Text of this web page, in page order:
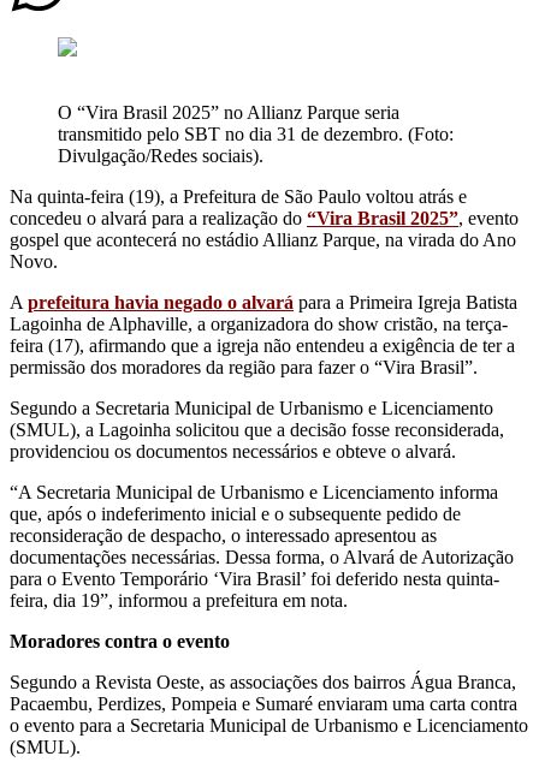
O “Vira Brasil 2025” no Allianz Parque seria
transmitido pelo SBT no dia 31 de dezembro. (Foto:
Divulgação/Redes sociais).
Na quinta-feira (19), a Prefeitura de São Paulo voltou atrás e
concedeu o alvará para a realização do “Vira Brasil 2025”, evento
gospel que acontecerá no estádio Allianz Parque, na virada do Ano
Novo.
A prefeitura havia negado o alvará para a Primeira Igreja Batista
Lagoinha de Alphaville, a organizadora do show cristão, na terça-
feira (17), afirmando que a igreja não entendeu a exigência de ter a
permissão dos moradores da região para fazer o “Vira Brasil”.
Segundo a Secretaria Municipal de Urbanismo e Licenciamento
(SMUL), a Lagoinha solicitou que a decisão fosse reconsiderada,
providenciou os documentos necessários e obteve o alvará.
“A Secretaria Municipal de Urbanismo e Licenciamento informa
que, após o indeferimento inicial e o subsequente pedido de
reconsideração de despacho, o interessado apresentou as
documentações necessárias. Dessa forma, o Alvará de Autorização
para o Evento Temporário ‘Vira Brasil’ foi deferido nesta quinta-
feira, dia 19”, informou a prefeitura em nota.
Moradores contra o evento
Segundo a Revista Oeste, as associações dos bairros Água Branca,
Pacaembu, Perdizes, Pompeia e Sumaré enviaram uma carta contra
o evento para a Secretaria Municipal de Urbanismo e Licenciamento
(SMUL).